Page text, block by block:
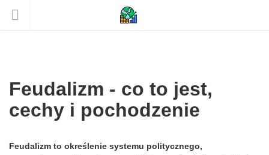
Feudalizm - co to jest,
cechy i pochodzenie
Feudalizm to określenie systemu politycznego,